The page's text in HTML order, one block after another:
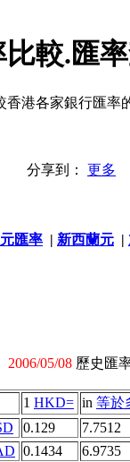
較.匯
香港各家銀行匯率
分享到： 更多
匯率 | 新西蘭元 |
2006/05/08 歷史匯
1 HKD= in 等於
0.129
7.7512
0.1434
6.9735